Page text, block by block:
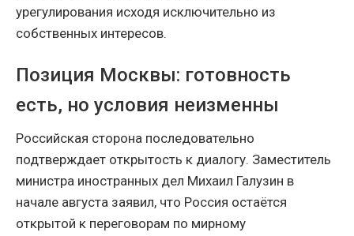
урегулирования исходя исключительно из
собственных интересов.
Позиция Москвы: готовность
есть, но условия неизменны
Российская сторона последовательно
подтверждает открытость к диалогу. Заместитель
министра иностранных дел Михаил Галузин в
начале августа заявил, что Россия остаётся
открытой к переговорам по мирному